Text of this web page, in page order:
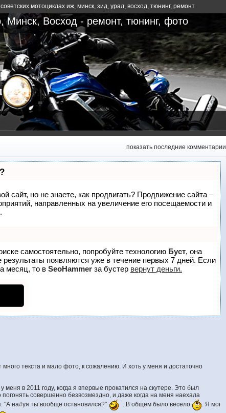
мотоциклах иж, минск, зид, урал, восход, тюнинг, ремонт
Восход - ремонт, тюнинг, фото
показать последние комментарии
сайт, но не знаете, как продвигать? Продвижение сайта –
направленных на увеличение его посещаемости и
самостоятельно, попробуйте технологию Буст, она
результаты появляются уже в течение первых 7 дней. Если
месяц, то в SeoHammer за бустер вернут деньги.
текста и мало фото, к сожалению. И хоть у меня и достаточно
меня в 2011 году, когда я впервые прокатился на скутере. Это был
совершенно безвозмездно, и даже когда на меня наехала
"А на#уя ты вообще остановился?"
. В общем было весело
. Я мог